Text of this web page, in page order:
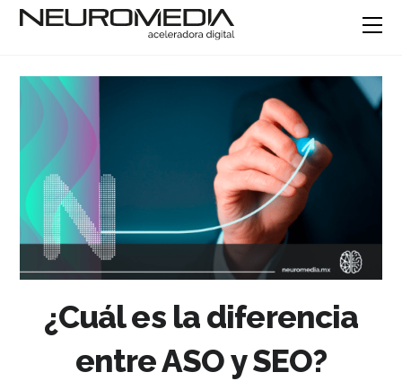
¿Cuál es la diferencia
entre ASO y SEO?